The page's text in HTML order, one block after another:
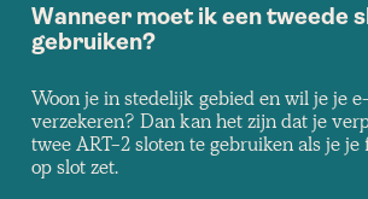
Wanneer moet ik een tweede
gebruiken?
Woon je in stedelijk gebied en wil je je
verzekeren? Dan kan het zijn dat je
twee ART-2 sloten te gebruiken als je
op slot zet.